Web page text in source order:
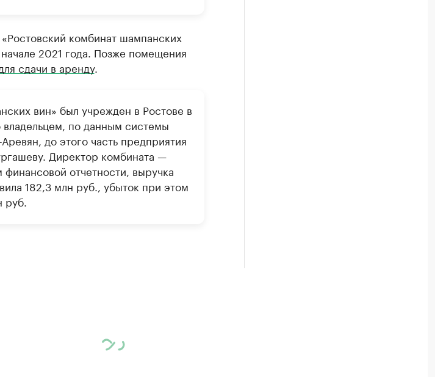
комбинат шампанских
2021 года. Позже помещения
сдачи в аренду.
вин» был учрежден в Ростове в
по данным системы
до этого часть предприятия
Директор комбината —
отчетности, выручка
182,3 млн руб., убыток при этом
руб.